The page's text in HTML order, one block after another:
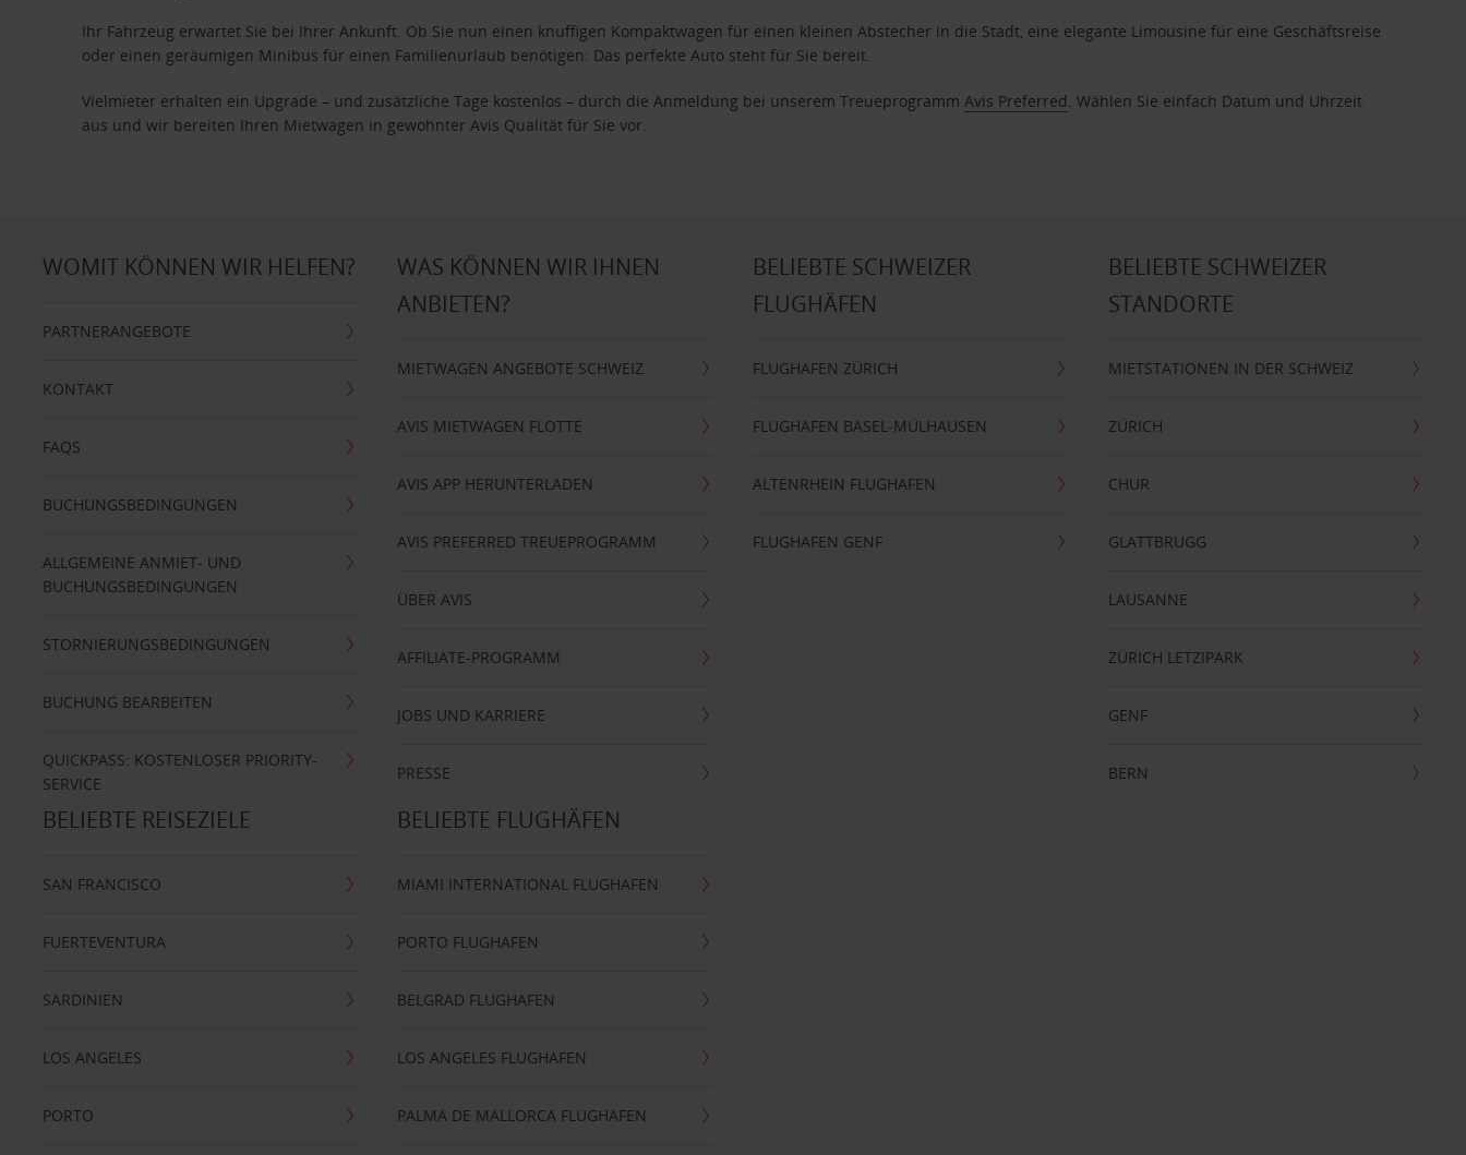
Ihr Fahrzeug erwartet Sie bei Ihrer Ankunft. Ob Sie nun einen knuffigen Kompaktwagen für einen kleinen Abstecher in die Stadt, eine elegante Limousine für eine Geschäftsreise
oder einen geräumigen Minibus für einen Familienurlaub benötigen: Das perfekte Auto steht für Sie bereit.
Vielmieter erhalten ein Upgrade – und zusätzliche Tage kostenlos – durch die Anmeldung bei unserem TreueprogrammAvis Preferred. Wählen Sie einfach Datum und Uhrzeit
aus und wir bereiten Ihren Mietwagen in gewohnter Avis Qualität für Sie vor.
WOMIT KÖNNEN WIR HELFEN?
PARTNERANGEBOTE
KONTAKT
FAQS
BUCHUNGSBEDINGUNGEN
ALLGEMEINE ANMIET- UND
BUCHUNGSBEDINGUNGEN
STORNIERUNGSBEDINGUNGEN
BUCHUNG BEARBEITEN
QUICKPASS: KOSTENLOSER PRIORITY-
SERVICE
WAS KÖNNEN WIR IHNEN
ANBIETEN?
MIETWAGEN ANGEBOTE SCHWEIZ
AVIS MIETWAGEN FLOTTE
AVIS APP HERUNTERLADEN
AVIS PREFERRED TREUEPROGRAMM
ÜBER AVIS
AFFILIATE-PROGRAMM
JOBS UND KARRIERE
PRESSE
BELIEBTE SCHWEIZER
FLUGHÄFEN
FLUGHAFEN ZÜRICH
FLUGHAFEN BASEL-MÜLHAUSEN
ALTENRHEIN FLUGHAFEN
FLUGHAFEN GENF
BELIEBTE SCHWEIZER
STANDORTE
MIETSTATIONEN IN DER SCHWEIZ
ZÜRICH
CHUR
GLATTBRUGG
LAUSANNE
ZÜRICH LETZIPARK
GENF
BERN
BELIEBTE REISEZIELE
SAN FRANCISCO
FUERTEVENTURA
SARDINIEN
LOS ANGELES
PORTO
BELIEBTE FLUGHÄFEN
MIAMI INTERNATIONAL FLUGHAFEN
PORTO FLUGHAFEN
BELGRAD FLUGHAFEN
LOS ANGELES FLUGHAFEN
PALMA DE MALLORCA FLUGHAFEN